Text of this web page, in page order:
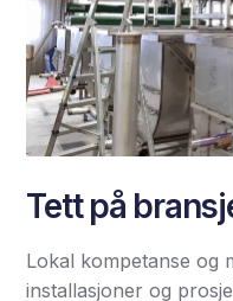
Tett på
Lokal kompetanse og
installasjoner og